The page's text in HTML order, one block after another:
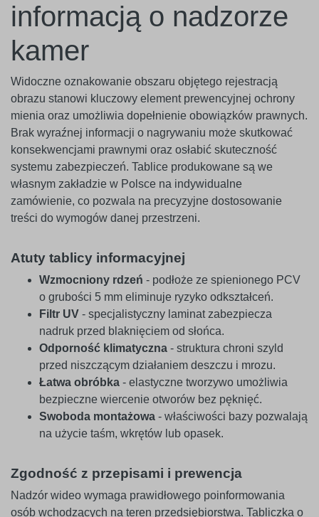
informacją o nadzorze
kamer
Widoczne oznakowanie obszaru objętego rejestracją
obrazu stanowi kluczowy element prewencyjnej ochrony
mienia oraz umożliwia dopełnienie obowiązków prawnych.
Brak wyraźnej informacji o nagrywaniu może skutkować
konsekwencjami prawnymi oraz osłabić skuteczność
systemu zabezpieczeń. Tablice produkowane są we
własnym zakładzie w Polsce na indywidualne
zamówienie, co pozwala na precyzyjne dostosowanie
treści do wymogów danej przestrzeni.
Atuty tablicy informacyjnej
Wzmocniony rdzeń - podłoże ze spienionego PCV
o grubości 5 mm eliminuje ryzyko odkształceń.
Filtr UV - specjalistyczny laminat zabezpiecza
nadruk przed blaknięciem od słońca.
Odporność klimatyczna - struktura chroni szyld
przed niszczącym działaniem deszczu i mrozu.
Łatwa obróbka - elastyczne tworzywo umożliwia
bezpieczne wiercenie otworów bez pęknięć.
Swoboda montażowa - właściwości bazy pozwalają
na użycie taśm, wkrętów lub opasek.
Zgodność z przepisami i prewencja
Nadzór wideo wymaga prawidłowego poinformowania
osób wchodzących na teren przedsiębiorstwa. Tabliczka o